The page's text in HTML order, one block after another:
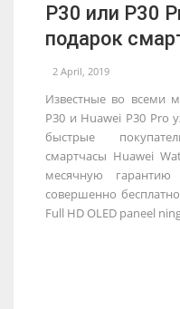
P30 или P30
подарок
2 April, 2019
Известные во всеми
P30 и Huawei P30 Pro
быстрые
смартчасы Huawei
месячную
совершенно
Full HD OLED paneel